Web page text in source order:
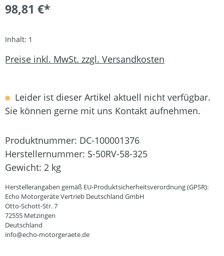
98,81 €*
Inhalt: 1
Preise inkl. MwSt. zzgl. Versandkosten
Leider ist dieser Artikel aktuell nicht verfügbar.
Sie können gerne mit uns Kontakt aufnehmen.
Produktnummer: DC-100001376
Herstellernummer: S-50RV-58-325
Gewicht: 2 kg
Herstellerangaben gemäß EU-Produktsicherheitsverordnung (GPSR):
Echo Motorgeräte Vertrieb Deutschland GmbH
Otto-Schott-Str. 7
72555 Metzingen
Deutschland
info@echo-motorgeraete.de